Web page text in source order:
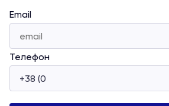
Email
Телефон